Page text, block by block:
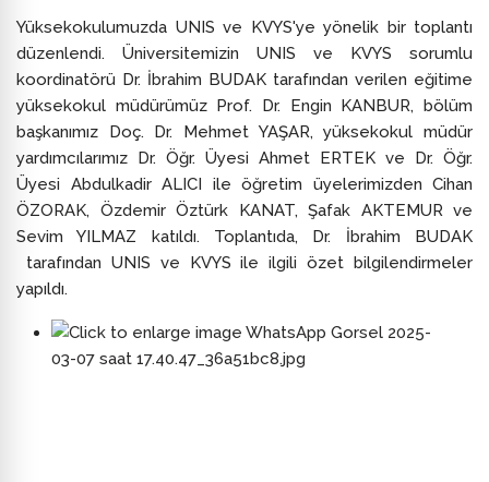
Yüksekokulumuzda UNIS ve KVYS'ye yönelik bir toplantı
düzenlendi. Üniversitemizin UNIS ve KVYS sorumlu
koordinatörü Dr. İbrahim BUDAK tarafından verilen eğitime
yüksekokul müdürümüz Prof. Dr. Engin KANBUR, bölüm
başkanımız Doç. Dr. Mehmet YAŞAR, yüksekokul müdür
yardımcılarımız Dr. Öğr. Üyesi Ahmet ERTEK ve Dr. Öğr.
Üyesi Abdulkadir ALICI ile öğretim üyelerimizden Cihan
ÖZORAK, Özdemir Öztürk KANAT, Şafak AKTEMUR ve
Sevim YILMAZ katıldı. Toplantıda, Dr. İbrahim BUDAK
tarafından UNIS ve KVYS ile ilgili özet bilgilendirmeler
yapıldı.